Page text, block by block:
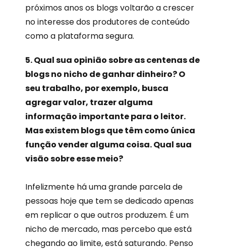
próximos anos os blogs voltarão a crescer
no interesse dos produtores de conteúdo
como a plataforma segura.
5. Qual sua opinião sobre as centenas de
blogs no nicho de ganhar dinheiro? O
seu trabalho, por exemplo, busca
agregar valor, trazer alguma
informação importante para o leitor.
Mas existem blogs que têm como única
função vender alguma coisa. Qual sua
visão sobre esse meio?
Infelizmente há uma grande parcela de
pessoas hoje que tem se dedicado apenas
em replicar o que outros produzem. É um
nicho de mercado, mas percebo que está
chegando ao limite, está saturando. Penso